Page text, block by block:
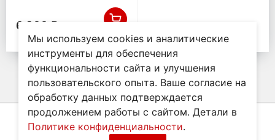
6 300 ₽
Мы используем cookies и аналитические
инструменты для обеспечения
функциональности сайта и улучшения
пользовательского опыта. Ваше согласие на
обработку данных подтверждается
продолжением работы с сайтом. Детали в
Политике конфиденциальности.